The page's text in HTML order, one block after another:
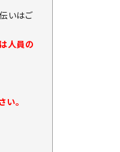
いはご
人員の
。